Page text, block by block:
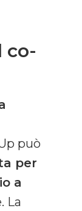
co-
può
per
a
La